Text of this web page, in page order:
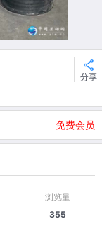
分享
免费会员
浏览量
355